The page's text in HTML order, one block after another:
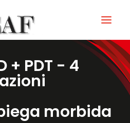
+ PDT - 4
morbida